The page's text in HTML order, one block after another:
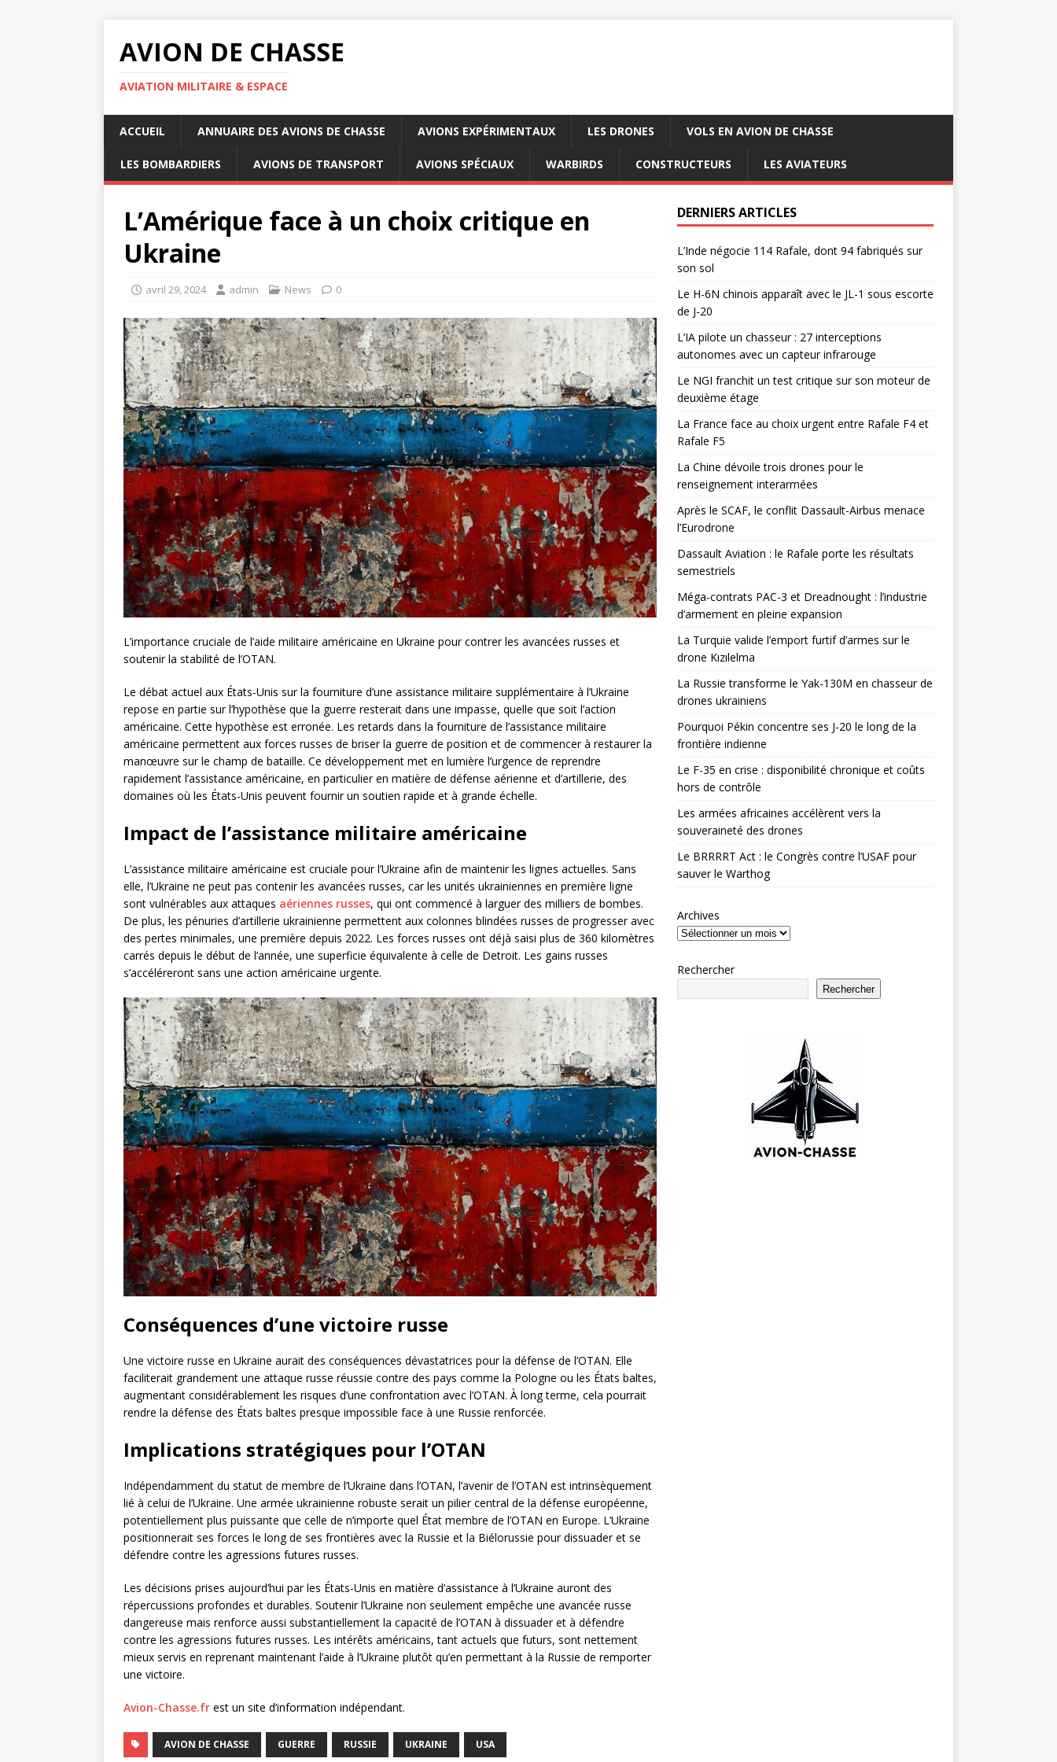
AVION DE CHASSE
AVIATION MILITAIRE & ESPACE
ACCUEIL ANNUAIRE DES AVIONS DE CHASSE AVIONS EXPÉRIMENTAUX LES DRONES VOLS EN AVION DE CHASSE
LES BOMBARDIERS AVIONS DE TRANSPORT AVIONS SPÉCIAUX WARBIRDS CONSTRUCTEURS LES AVIATEURS
L’Amérique face à un choix critique en
Ukraine
avril 29, 2024 admin News 0
L’importance cruciale de l’aide militaire américaine en Ukraine pour contrer les avancées russes et
soutenir la stabilité de l’OTAN.
Le débat actuel aux États-Unis sur la fourniture d’une assistance militaire supplémentaire à l’Ukraine
repose en partie sur l’hypothèse que la guerre resterait dans une impasse, quelle que soit l’action
américaine. Cette hypothèse est erronée. Les retards dans la fourniture de l’assistance militaire
américaine permettent aux forces russes de briser la guerre de position et de commencer à restaurer la
manœuvre sur le champ de bataille. Ce développement met en lumière l’urgence de reprendre
rapidement l’assistance américaine, en particulier en matière de défense aérienne et d’artillerie, des
domaines où les États-Unis peuvent fournir un soutien rapide et à grande échelle.
Impact de l’assistance militaire américaine
L’assistance militaire américaine est cruciale pour l’Ukraine afin de maintenir les lignes actuelles. Sans
elle, l’Ukraine ne peut pas contenir les avancées russes, car les unités ukrainiennes en première ligne
sont vulnérables aux attaques aériennes russes, qui ont commencé à larguer des milliers de bombes.
De plus, les pénuries d’artillerie ukrainienne permettent aux colonnes blindées russes de progresser avec
des pertes minimales, une première depuis 2022. Les forces russes ont déjà saisi plus de 360 kilomètres
carrés depuis le début de l’année, une superficie équivalente à celle de Detroit. Les gains russes
s’accéléreront sans une action américaine urgente.
Conséquences d’une victoire russe
Une victoire russe en Ukraine aurait des conséquences dévastatrices pour la défense de l’OTAN. Elle
faciliterait grandement une attaque russe réussie contre des pays comme la Pologne ou les États baltes,
augmentant considérablement les risques d’une confrontation avec l’OTAN. À long terme, cela pourrait
rendre la défense des États baltes presque impossible face à une Russie renforcée.
Implications stratégiques pour l’OTAN
Indépendamment du statut de membre de l’Ukraine dans l’OTAN, l’avenir de l’OTAN est intrinsèquement
lié à celui de l’Ukraine. Une armée ukrainienne robuste serait un pilier central de la défense européenne,
potentiellement plus puissante que celle de n’importe quel État membre de l’OTAN en Europe. L’Ukraine
positionnerait ses forces le long de ses frontières avec la Russie et la Biélorussie pour dissuader et se
défendre contre les agressions futures russes.
Les décisions prises aujourd’hui par les États-Unis en matière d’assistance à l’Ukraine auront des
répercussions profondes et durables. Soutenir l’Ukraine non seulement empêche une avancée russe
dangereuse mais renforce aussi substantiellement la capacité de l’OTAN à dissuader et à défendre
contre les agressions futures russes. Les intérêts américains, tant actuels que futurs, sont nettement
mieux servis en reprenant maintenant l’aide à l’Ukraine plutôt qu’en permettant à la Russie de remporter
une victoire.
Avion-Chasse.fr est un site d’information indépendant.
AVION DE CHASSE GUERRE RUSSIE UKRAINE USA
DERNIERS ARTICLES
L’Inde négocie 114 Rafale, dont 94 fabriqués sur
son sol
Le H-6N chinois apparaît avec le JL-1 sous escorte
de J-20
L’IA pilote un chasseur : 27 interceptions
autonomes avec un capteur infrarouge
Le NGI franchit un test critique sur son moteur de
deuxième étage
La France face au choix urgent entre Rafale F4 et
Rafale F5
La Chine dévoile trois drones pour le
renseignement interarmées
Après le SCAF, le conflit Dassault-Airbus menace
l’Eurodrone
Dassault Aviation : le Rafale porte les résultats
semestriels
Méga-contrats PAC-3 et Dreadnought : l’industrie
d’armement en pleine expansion
La Turquie valide l’emport furtif d’armes sur le
drone Kızılelma
La Russie transforme le Yak-130M en chasseur de
drones ukrainiens
Pourquoi Pékin concentre ses J-20 le long de la
frontière indienne
Le F-35 en crise : disponibilité chronique et coûts
hors de contrôle
Les armées africaines accélèrent vers la
souveraineté des drones
Le BRRRRT Act : le Congrès contre l’USAF pour
sauver le Warthog
Archives
Rechercher
Rechercher